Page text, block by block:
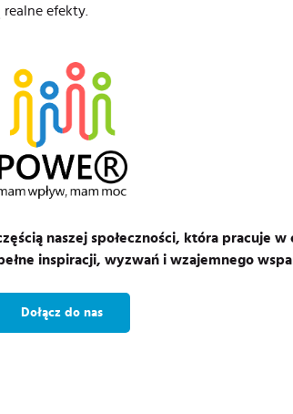
efekty.
naszej społeczności, która pracuje
inspiracji, wyzwań i wzajemnego
Dołącz do nas